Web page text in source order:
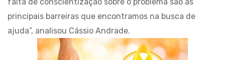
principais barreiras que encontramos na busca de
ajuda”, analisou Cássio Andrade.